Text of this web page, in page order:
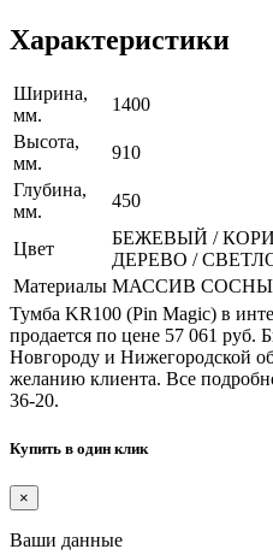
Характеристики
Ширина,
мм.
1400
Высота,
мм.
910
Глубина,
мм.
450
Цвет
БЕЖЕВЫЙ /
ДЕРЕВО /
Материалы МАССИВ СОСНЫ
Тумба KR100 (Pin Magic) в
продается по цене 57 061 руб.
Новгороду и Нижегородской
желанию клиента. Все
36-20.
Купить в один клик
×
Ваши данные